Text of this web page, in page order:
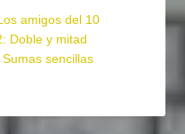
amigos del 10
Doble y mitad
sencillas